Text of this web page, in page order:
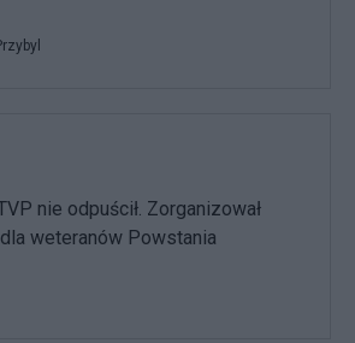
nie odpuścił. Zorganizował
weteranów Powstania